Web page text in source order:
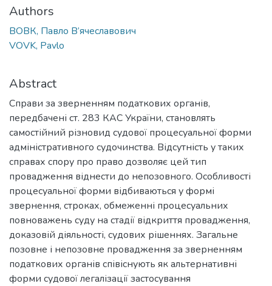
Authors
ВОВК, Павло В’ячеславович
VOVK, Pavlo
Abstract
Справи за зверненням податкових органів,
передбачені ст. 283 КАС України, становлять
самостійний різновид судової процесуальної форми
адміністративного судочинства. Відсутність у таких
справах спору про право дозволяє цей тип
провадження віднести до непозовного. Особливості
процесуальної форми відбиваються у формі
звернення, строках, обмеженні процесуальних
повноважень суду на стадії відкриття провадження,
доказовій діяльності, судових рішеннях. Загальне
позовне і непозовне провадження за зверненням
податкових органів співіснують як альтернативні
форми судової легалізації застосування